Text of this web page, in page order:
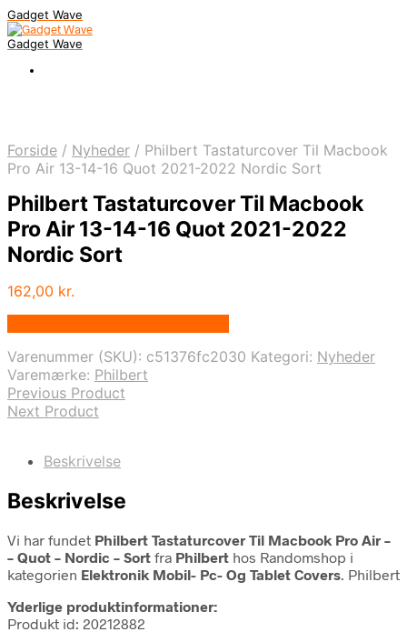
Gadget Wave
Gadget Wave
Forside / Nyheder / Philbert Tastaturcover Til Macbook
Pro Air 13-14-16 Quot 2021-2022 Nordic Sort
Philbert Tastaturcover Til Macbook
Pro Air 13-14-16 Quot 2021-2022
Nordic Sort
162,00 kr.
Varenummer (SKU): c51376fc2030 Kategori: Nyheder
Varemærke: Philbert
Previous Product
Next Product
Beskrivelse
Beskrivelse
Vi har fundet Philbert Tastaturcover Til Macbook Pro Air –
– Quot – Nordic – Sort fra Philbert hos Randomshop i
kategorien Elektronik Mobil- Pc- Og Tablet Covers. Philbert
Yderlige produktinformationer:
Produkt id: 20212882